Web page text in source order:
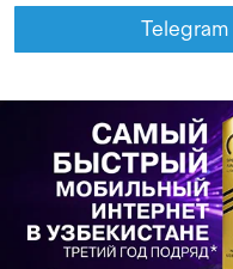
Telegram